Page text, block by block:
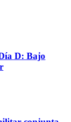
D: Bajo